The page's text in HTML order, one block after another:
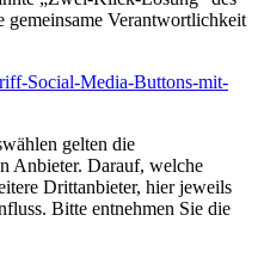
gemeinsame Verantwortlichkeit
Social-Media-Buttons-mit-
gelten die
Anbieter. Darauf, welche
Drittanbieter, hier jeweils
Bitte entnehmen Sie die